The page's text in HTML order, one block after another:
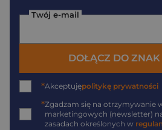
Twój e-mail
DOŁĄCZ DO ZNAK
*Akceptujępolitykę prywatności
*Zgadzam się na otrzymywanie
marketingowych (newsletter)
zasadach określonych w